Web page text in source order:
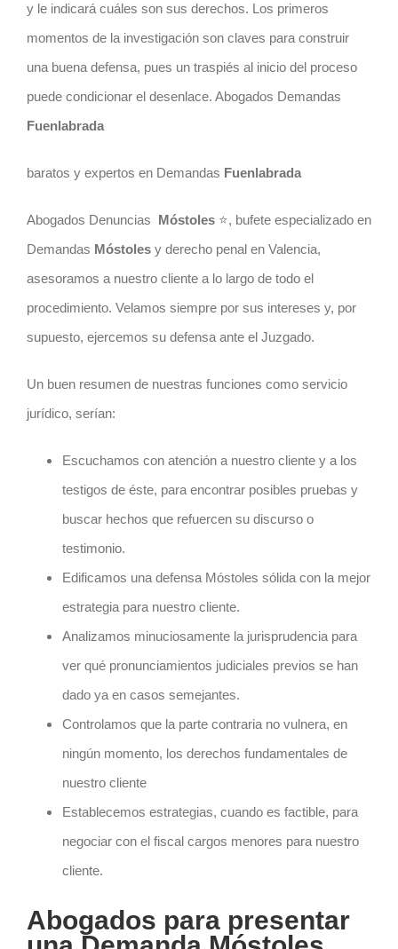
y le indicará cuáles son sus derechos. Los primeros
momentos de la investigación son claves para construir
una buena defensa, pues un traspiés al inicio del proceso
puede condicionar el desenlace. Abogados Demandas
Fuenlabrada
baratos y expertos en Demandas Fuenlabrada
Abogados Denuncias Móstoles ⭐️, bufete especializado en
Demandas Móstoles y derecho penal en Valencia,
asesoramos a nuestro cliente a lo largo de todo el
procedimiento. Velamos siempre por sus intereses y, por
supuesto, ejercemos su defensa ante el Juzgado.
Un buen resumen de nuestras funciones como servicio
jurídico, serían:
Escuchamos con atención a nuestro cliente y a los
testigos de éste, para encontrar posibles pruebas y
buscar hechos que refuercen su discurso o
testimonio.
Edificamos una defensa Móstoles sólida con la mejor
estrategia para nuestro cliente.
Analizamos minuciosamente la jurisprudencia para
ver qué pronunciamientos judiciales previos se han
dado ya en casos semejantes.
Controlamos que la parte contraria no vulnera, en
ningún momento, los derechos fundamentales de
nuestro cliente
Establecemos estrategias, cuando es factible, para
negociar con el fiscal cargos menores para nuestro
cliente.
Abogados para presentar